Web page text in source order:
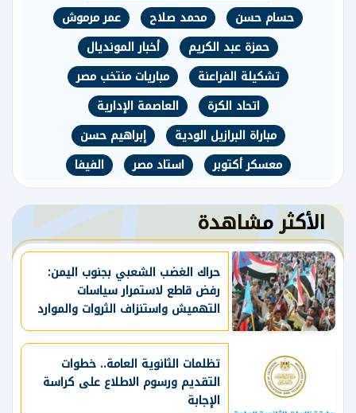
حسام حسن
محمد صلاح
عمر مرموش
حمزة عبد الكريم
أخبار المونديال
تشكيلة الفراعنة
مباريات منتخب مصر
اتحاد الكرة
العاصمة الإدارية
مباراة البرازيل الودية
إبراهيم حسن
معسكر أكتوبر
استاد مصر الفيفا
الأكثر مشاهدة
حراك الغضب الشعبي بجنوب اليمن:
رفض قاطع لاستمرار سياسات
التهميش واستنزاف الثروات والموارد
الحيوية
تظلمات الثانوية العامة.. خطوات
التقديم ورسوم الاطلاع على كراسة
الإجابة